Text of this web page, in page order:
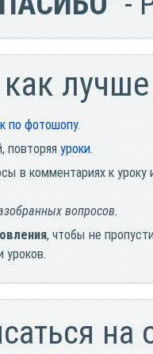
как
по фотошопу.
повторяя уроки.
в комментариях к уроку
вопросов.
, чтобы не
уроков.
на